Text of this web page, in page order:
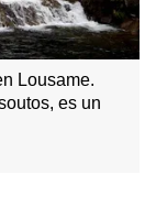
Lousame.
es un